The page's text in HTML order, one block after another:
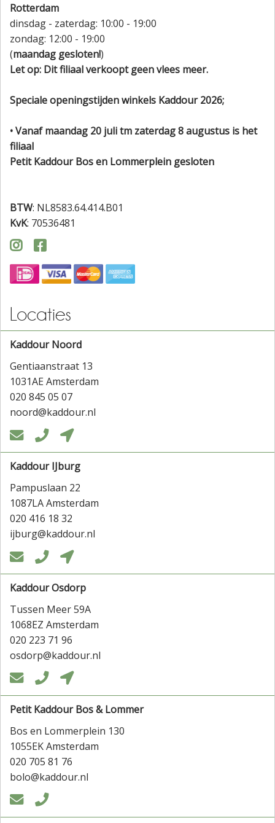
Rotterdam
dinsdag - zaterdag: 10:00 - 19:00
zondag: 12:00 - 19:00
(maandag gesloten!)
Let op: Dit filiaal verkoopt geen vlees meer.
Speciale openingstijden winkels Kaddour 2026;
• Vanaf maandag 20 juli tm zaterdag 8 augustus is het
filiaal
Petit Kaddour Bos en Lommerplein gesloten
BTW: NL8583.64.414.B01
KvK: 70536481
 
Locaties
Kaddour Noord
Gentiaanstraat 13
1031AE Amsterdam
020 845 05 07
noord@kaddour.nl
  
Kaddour IJburg
Pampuslaan 22
1087LA Amsterdam
020 416 18 32
ijburg@kaddour.nl
  
Kaddour Osdorp
Tussen Meer 59A
1068EZ Amsterdam
020 223 71 96
osdorp@kaddour.nl
  
Petit Kaddour Bos & Lommer
Bos en Lommerplein 130
1055EK Amsterdam
020 705 81 76
bolo@kaddour.nl
 